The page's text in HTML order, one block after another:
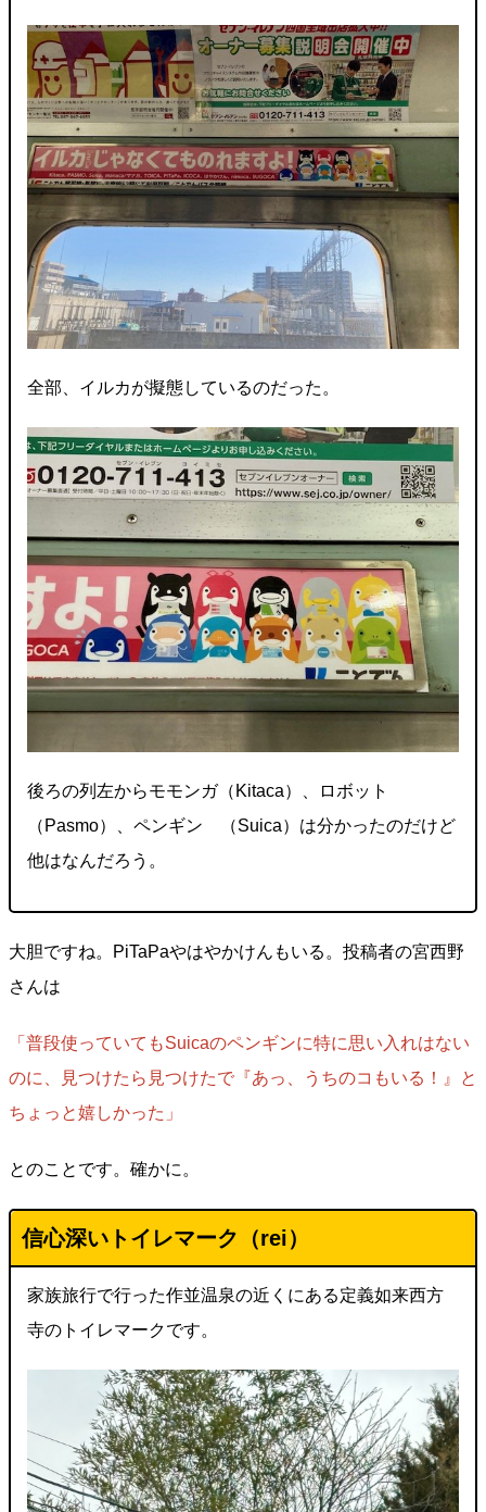
全部、イルカが擬態しているのだった。
後ろの列左からモモンガ（Kitaca）、ロボット
（Pasmo）、ペンギン （Suica）は分かったのだけど
他はなんだろう。
大胆ですね。PiTaPaやはやかけんもいる。投稿者の宮西野
さんは
「普段使っていてもSuicaのペンギンに特に思い入れはない
のに、見つけたら見つけたで『あっ、うちのコもいる！』と
ちょっと嬉しかった」
とのことです。確かに。
信心深いトイレマーク（rei）
家族旅行で行った作並温泉の近くにある定義如来西方
寺のトイレマークです。